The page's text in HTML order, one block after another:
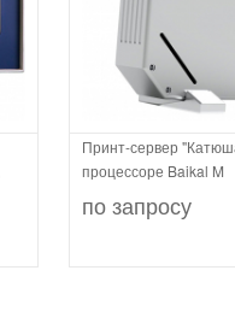
Принт-сервер
процессоре Baikal M
по запросу